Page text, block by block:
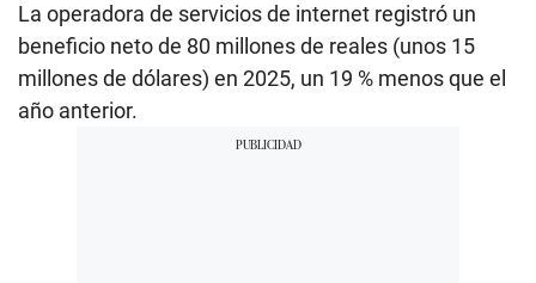
La operadora de servicios de internet registró un
beneficio neto de 80 millones de reales (unos 15
millones de dólares) en 2025, un 19 % menos que el
año anterior.